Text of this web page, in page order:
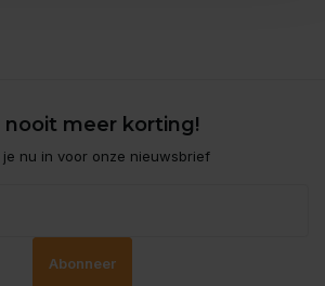
nooit meer korting!
je nu in voor onze nieuwsbrief
Abonneer